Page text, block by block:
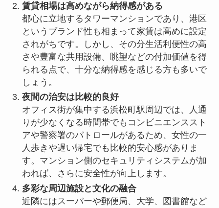
賃貸相場は高めながら納得感がある
都心に立地するタワーマンションであり、港区
というブランド性も相まって家賃は高めに設定
されがちです。しかし、その分生活利便性の高
さや豊富な共用設備、眺望などの付加価値を得
られる点で、十分な納得感を感じる方も多いで
しょう。
夜間の治安は比較的良好
オフィス街が集中する浜松町駅周辺では、人通
りが少なくなる時間帯でもコンビニエンススト
アや警察署のパトロールがあるため、女性の一
人歩きや遅い帰宅でも比較的安心感がありま
す。マンション側のセキュリティシステムが加
われば、さらに安全性が向上します。
多彩な周辺施設と文化の融合
近隣にはスーパーや郵便局、大学、図書館など